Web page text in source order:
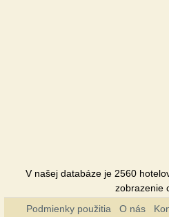
V našej databáze je 2560
zobrazenie
Podmienky použitia
O nás